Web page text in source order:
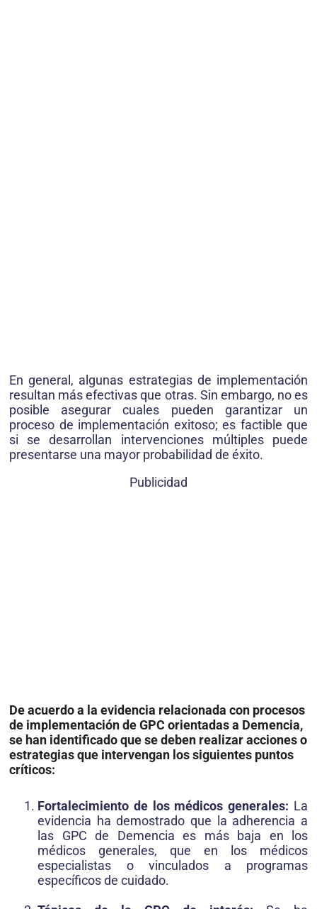
En general, algunas estrategias de implementación
resultan más efectivas que otras. Sin embargo, no es
posible asegurar cuales pueden garantizar un
proceso de implementación exitoso; es factible que
si se desarrollan intervenciones múltiples puede
presentarse una mayor probabilidad de éxito.
Publicidad
De acuerdo a la evidencia relacionada con procesos
de implementación de GPC orientadas a Demencia,
se han identificado que se deben realizar acciones o
estrategias que intervengan los siguientes puntos
críticos:
Fortalecimiento de los médicos generales: La
evidencia ha demostrado que la adherencia a
las GPC de Demencia es más baja en los
médicos generales, que en los médicos
especialistas o vinculados a programas
específicos de cuidado.